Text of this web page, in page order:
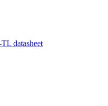
datasheet